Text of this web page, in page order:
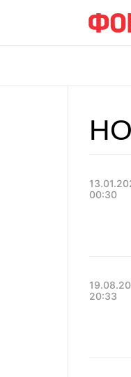
00:30
20:33